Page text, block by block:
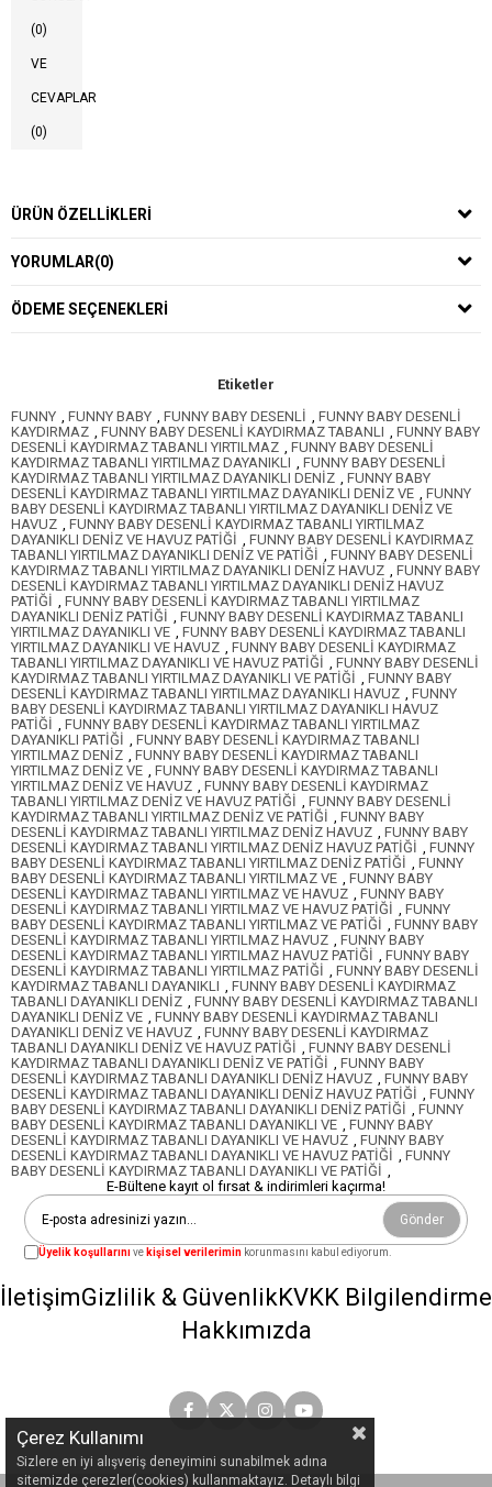
(0)
VE
CEVAPLAR
(0)
ÜRÜN ÖZELLIKLERI
YORUMLAR(0)
ÖDEME SEÇENEKLERI
Etiketler
FUNNY , FUNNY BABY , FUNNY BABY DESENLİ , FUNNY BABY DESENLİ
KAYDIRMAZ , FUNNY BABY DESENLİ KAYDIRMAZ TABANLI , FUNNY BABY
DESENLİ KAYDIRMAZ TABANLI YIRTILMAZ , FUNNY BABY DESENLİ
KAYDIRMAZ TABANLI YIRTILMAZ DAYANIKLI , FUNNY BABY DESENLİ
KAYDIRMAZ TABANLI YIRTILMAZ DAYANIKLI DENİZ , FUNNY BABY
DESENLİ KAYDIRMAZ TABANLI YIRTILMAZ DAYANIKLI DENİZ VE , FUNNY
BABY DESENLİ KAYDIRMAZ TABANLI YIRTILMAZ DAYANIKLI DENİZ VE
HAVUZ , FUNNY BABY DESENLİ KAYDIRMAZ TABANLI YIRTILMAZ
DAYANIKLI DENİZ VE HAVUZ PATİĞİ , FUNNY BABY DESENLİ KAYDIRMAZ
TABANLI YIRTILMAZ DAYANIKLI DENİZ VE PATİĞİ , FUNNY BABY DESENLİ
KAYDIRMAZ TABANLI YIRTILMAZ DAYANIKLI DENİZ HAVUZ , FUNNY BABY
DESENLİ KAYDIRMAZ TABANLI YIRTILMAZ DAYANIKLI DENİZ HAVUZ
PATİĞİ , FUNNY BABY DESENLİ KAYDIRMAZ TABANLI YIRTILMAZ
DAYANIKLI DENİZ PATİĞİ , FUNNY BABY DESENLİ KAYDIRMAZ TABANLI
YIRTILMAZ DAYANIKLI VE , FUNNY BABY DESENLİ KAYDIRMAZ TABANLI
YIRTILMAZ DAYANIKLI VE HAVUZ , FUNNY BABY DESENLİ KAYDIRMAZ
TABANLI YIRTILMAZ DAYANIKLI VE HAVUZ PATİĞİ , FUNNY BABY DESENLİ
KAYDIRMAZ TABANLI YIRTILMAZ DAYANIKLI VE PATİĞİ , FUNNY BABY
DESENLİ KAYDIRMAZ TABANLI YIRTILMAZ DAYANIKLI HAVUZ , FUNNY
BABY DESENLİ KAYDIRMAZ TABANLI YIRTILMAZ DAYANIKLI HAVUZ
PATİĞİ , FUNNY BABY DESENLİ KAYDIRMAZ TABANLI YIRTILMAZ
DAYANIKLI PATİĞİ , FUNNY BABY DESENLİ KAYDIRMAZ TABANLI
YIRTILMAZ DENİZ , FUNNY BABY DESENLİ KAYDIRMAZ TABANLI
YIRTILMAZ DENİZ VE , FUNNY BABY DESENLİ KAYDIRMAZ TABANLI
YIRTILMAZ DENİZ VE HAVUZ , FUNNY BABY DESENLİ KAYDIRMAZ
TABANLI YIRTILMAZ DENİZ VE HAVUZ PATİĞİ , FUNNY BABY DESENLİ
KAYDIRMAZ TABANLI YIRTILMAZ DENİZ VE PATİĞİ , FUNNY BABY
DESENLİ KAYDIRMAZ TABANLI YIRTILMAZ DENİZ HAVUZ , FUNNY BABY
DESENLİ KAYDIRMAZ TABANLI YIRTILMAZ DENİZ HAVUZ PATİĞİ , FUNNY
BABY DESENLİ KAYDIRMAZ TABANLI YIRTILMAZ DENİZ PATİĞİ , FUNNY
BABY DESENLİ KAYDIRMAZ TABANLI YIRTILMAZ VE , FUNNY BABY
DESENLİ KAYDIRMAZ TABANLI YIRTILMAZ VE HAVUZ , FUNNY BABY
DESENLİ KAYDIRMAZ TABANLI YIRTILMAZ VE HAVUZ PATİĞİ , FUNNY
BABY DESENLİ KAYDIRMAZ TABANLI YIRTILMAZ VE PATİĞİ , FUNNY BABY
DESENLİ KAYDIRMAZ TABANLI YIRTILMAZ HAVUZ , FUNNY BABY
DESENLİ KAYDIRMAZ TABANLI YIRTILMAZ HAVUZ PATİĞİ , FUNNY BABY
DESENLİ KAYDIRMAZ TABANLI YIRTILMAZ PATİĞİ , FUNNY BABY DESENLİ
KAYDIRMAZ TABANLI DAYANIKLI , FUNNY BABY DESENLİ KAYDIRMAZ
TABANLI DAYANIKLI DENİZ , FUNNY BABY DESENLİ KAYDIRMAZ TABANLI
DAYANIKLI DENİZ VE , FUNNY BABY DESENLİ KAYDIRMAZ TABANLI
DAYANIKLI DENİZ VE HAVUZ , FUNNY BABY DESENLİ KAYDIRMAZ
TABANLI DAYANIKLI DENİZ VE HAVUZ PATİĞİ , FUNNY BABY DESENLİ
KAYDIRMAZ TABANLI DAYANIKLI DENİZ VE PATİĞİ , FUNNY BABY
DESENLİ KAYDIRMAZ TABANLI DAYANIKLI DENİZ HAVUZ , FUNNY BABY
DESENLİ KAYDIRMAZ TABANLI DAYANIKLI DENİZ HAVUZ PATİĞİ , FUNNY
BABY DESENLİ KAYDIRMAZ TABANLI DAYANIKLI DENİZ PATİĞİ , FUNNY
BABY DESENLİ KAYDIRMAZ TABANLI DAYANIKLI VE , FUNNY BABY
DESENLİ KAYDIRMAZ TABANLI DAYANIKLI VE HAVUZ , FUNNY BABY
DESENLİ KAYDIRMAZ TABANLI DAYANIKLI VE HAVUZ PATİĞİ , FUNNY
BABY DESENLİ KAYDIRMAZ TABANLI DAYANIKLI VE PATİĞİ ,
E-Bültene kayıt ol fırsat & indirimleri kaçırma!
Gönder
Üyelik koşullarınıve kişisel verilerimin korunmasını kabul ediyorum.
İletişimGizlilik & GüvenlikKVKK Bilgilendirme
Hakkımızda
Çerez Kullanımı
Sizlere en iyi alışveriş deneyimini sunabilmek adına
sitemizde çerezler(cookies) kullanmaktayız. Detaylı bilgi